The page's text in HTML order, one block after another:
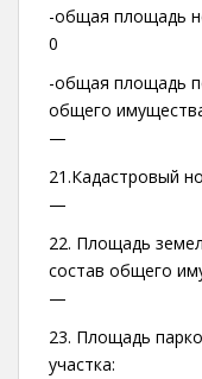
-общая площадь
0
-общая площадь
общего
—
21.Кадастровый
—
22. Площадь
состав общего
—
23. Площадь
участка: